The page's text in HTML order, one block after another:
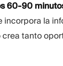
60-90
incorpora la
crea tanto